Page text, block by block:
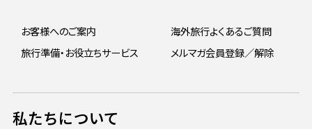
お客様へのご案内
海外旅行よくあるご質問
旅行準備・お役立ちサービス
メルマガ会員登録／解除
私たちについて